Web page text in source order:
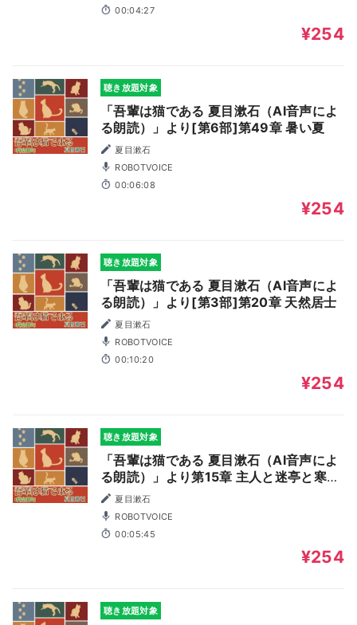
00:04:27
¥254
聴き放題対象
「吾輩は猫である 夏目漱石（AI音声によ
る朗読）」より[第6部]第49章 暑い夏
夏目漱石
ROBOTVOICE
00:06:08
¥254
聴き放題対象
「吾輩は猫である 夏目漱石（AI音声によ
る朗読）」より[第3部]第20章 天然居士
夏目漱石
ROBOTVOICE
00:10:20
¥254
聴き放題対象
「吾輩は猫である 夏目漱石（AI音声によ
る朗読）」より第15章 主人と迷亭と寒月
の会話
夏目漱石
ROBOTVOICE
00:05:45
¥254
聴き放題対象